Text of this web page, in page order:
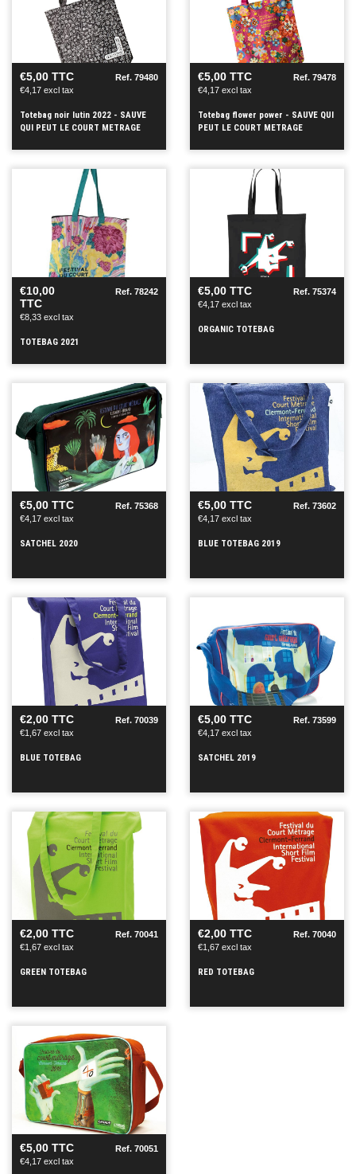
SEE
+
€5,00 TTC
€4,17 excl tax
Ref. 79480
Totebag noir lutin 2022 - SAUVE
QUI PEUT LE COURT METRAGE
SEE
+
€5,00 TTC
€4,17 excl tax
Ref. 79478
Totebag flower power - SAUVE QUI
PEUT LE COURT METRAGE
SEE
+
€10,00
TTC
€8,33 excl tax
Ref. 78242
TOTEBAG 2021
SEE
+
€5,00 TTC
€4,17 excl tax
Ref. 75374
ORGANIC TOTEBAG
SEE
+
€5,00 TTC
€4,17 excl tax
Ref. 75368
SATCHEL 2020
SEE
+
€5,00 TTC
€4,17 excl tax
Ref. 73602
BLUE TOTEBAG 2019
SEE
+
€2,00 TTC
€1,67 excl tax
Ref. 70039
BLUE TOTEBAG
SEE
+
€5,00 TTC
€4,17 excl tax
Ref. 73599
SATCHEL 2019
SEE
+
€2,00 TTC
€1,67 excl tax
Ref. 70041
GREEN TOTEBAG
SEE
+
€2,00 TTC
€1,67 excl tax
Ref. 70040
RED TOTEBAG
SEE
+
€5,00 TTC
€4,17 excl tax
Ref. 70051